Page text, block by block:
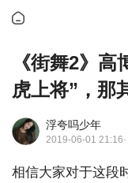
《街舞2》
虎上将”，那
浮夸吗少年
2019-06-01 21:16
相信大家对于这段